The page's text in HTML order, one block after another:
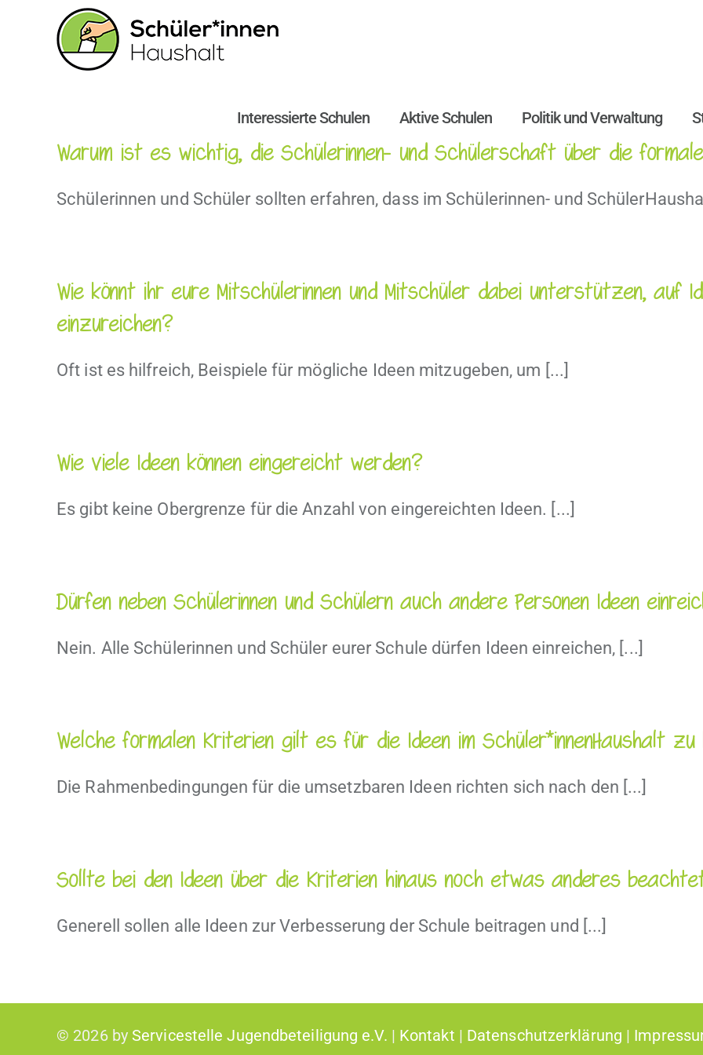
springen
Interessierte Schulen Aktive Schulen Politik und Verwaltung
Warum ist es wichtig, die Schülerinnen- und Schülerschaft über die
Schülerinnen und Schüler sollten erfahren, dass im Schülerinnen- und
Wie könnt ihr eure Mitschülerinnen und Mitschüler dabei unterstützen, auf
einzureichen?
Oft ist es hilfreich, Beispiele für mögliche Ideen mitzugeben, um [...]
Wie viele Ideen können eingereicht werden?
Es gibt keine Obergrenze für die Anzahl von eingereichten Ideen. [...]
Dürfen neben Schülerinnen und Schülern auch andere Personen Ideen
Nein. Alle Schülerinnen und Schüler eurer Schule dürfen Ideen einreichen, [...]
Welche formalen Kriterien gilt es für die Ideen im Schüler*innenHaushalt
Die Rahmenbedingungen für die umsetzbaren Ideen richten sich nach den [...]
Sollte bei den Ideen über die Kriterien hinaus noch etwas anderes
Generell sollen alle Ideen zur Verbesserung der Schule beitragen und [...]
© 2026 byServicestelle Jugendbeteiligung e.V. | Kontakt | Datenschutzerklärung |